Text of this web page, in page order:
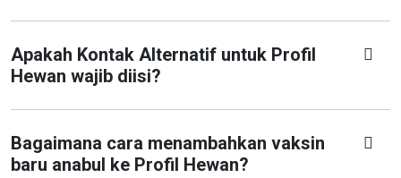
Apakah Kontak Alternatif untuk Profil
Hewan wajib diisi?
Bagaimana cara menambahkan vaksin
baru anabul ke Profil Hewan?